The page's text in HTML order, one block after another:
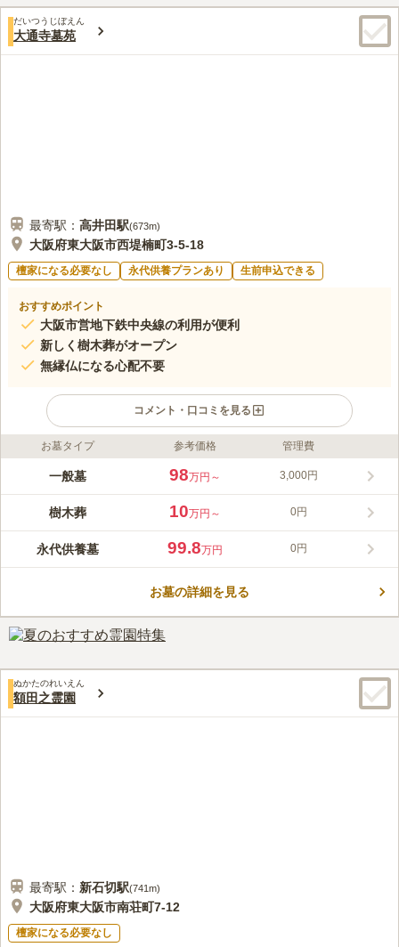
だいつうじぼえん
大通寺墓苑
最寄駅： 高井田駅(673m)
大阪府東大阪市西堤楠町3-5-18
檀家になる必要なし 永代供養プランあり 生前申込できる
おすすめポイント
大阪市営地下鉄中央線の利用が便利
新しく樹木葬がオープン
無縁仏になる心配不要
コメント・口コミを見る
ライフドット編集部のコメント
境内の和やかな姿のお地蔵さまが心を癒してくれる大通寺の寺院
養も執り行ってもらえますが檀家になる必要はなく、行事や寄進
などのお付き合いが不要なのもポイントです。 墓苑内はバリア
きるので、いつでも気軽にお参りができます。
お墓タイプ 参考価格 管理費
一般墓 98万円～ 3,000円
樹木葬 10万円～ 0円
永代供養墓 99.8万円 0円
お墓の詳細を見る
ぬかたのれいえん
額田之霊園
最寄駅： 新石切駅(741m)
大阪府東大阪市南荘町7-12
檀家になる必要なし